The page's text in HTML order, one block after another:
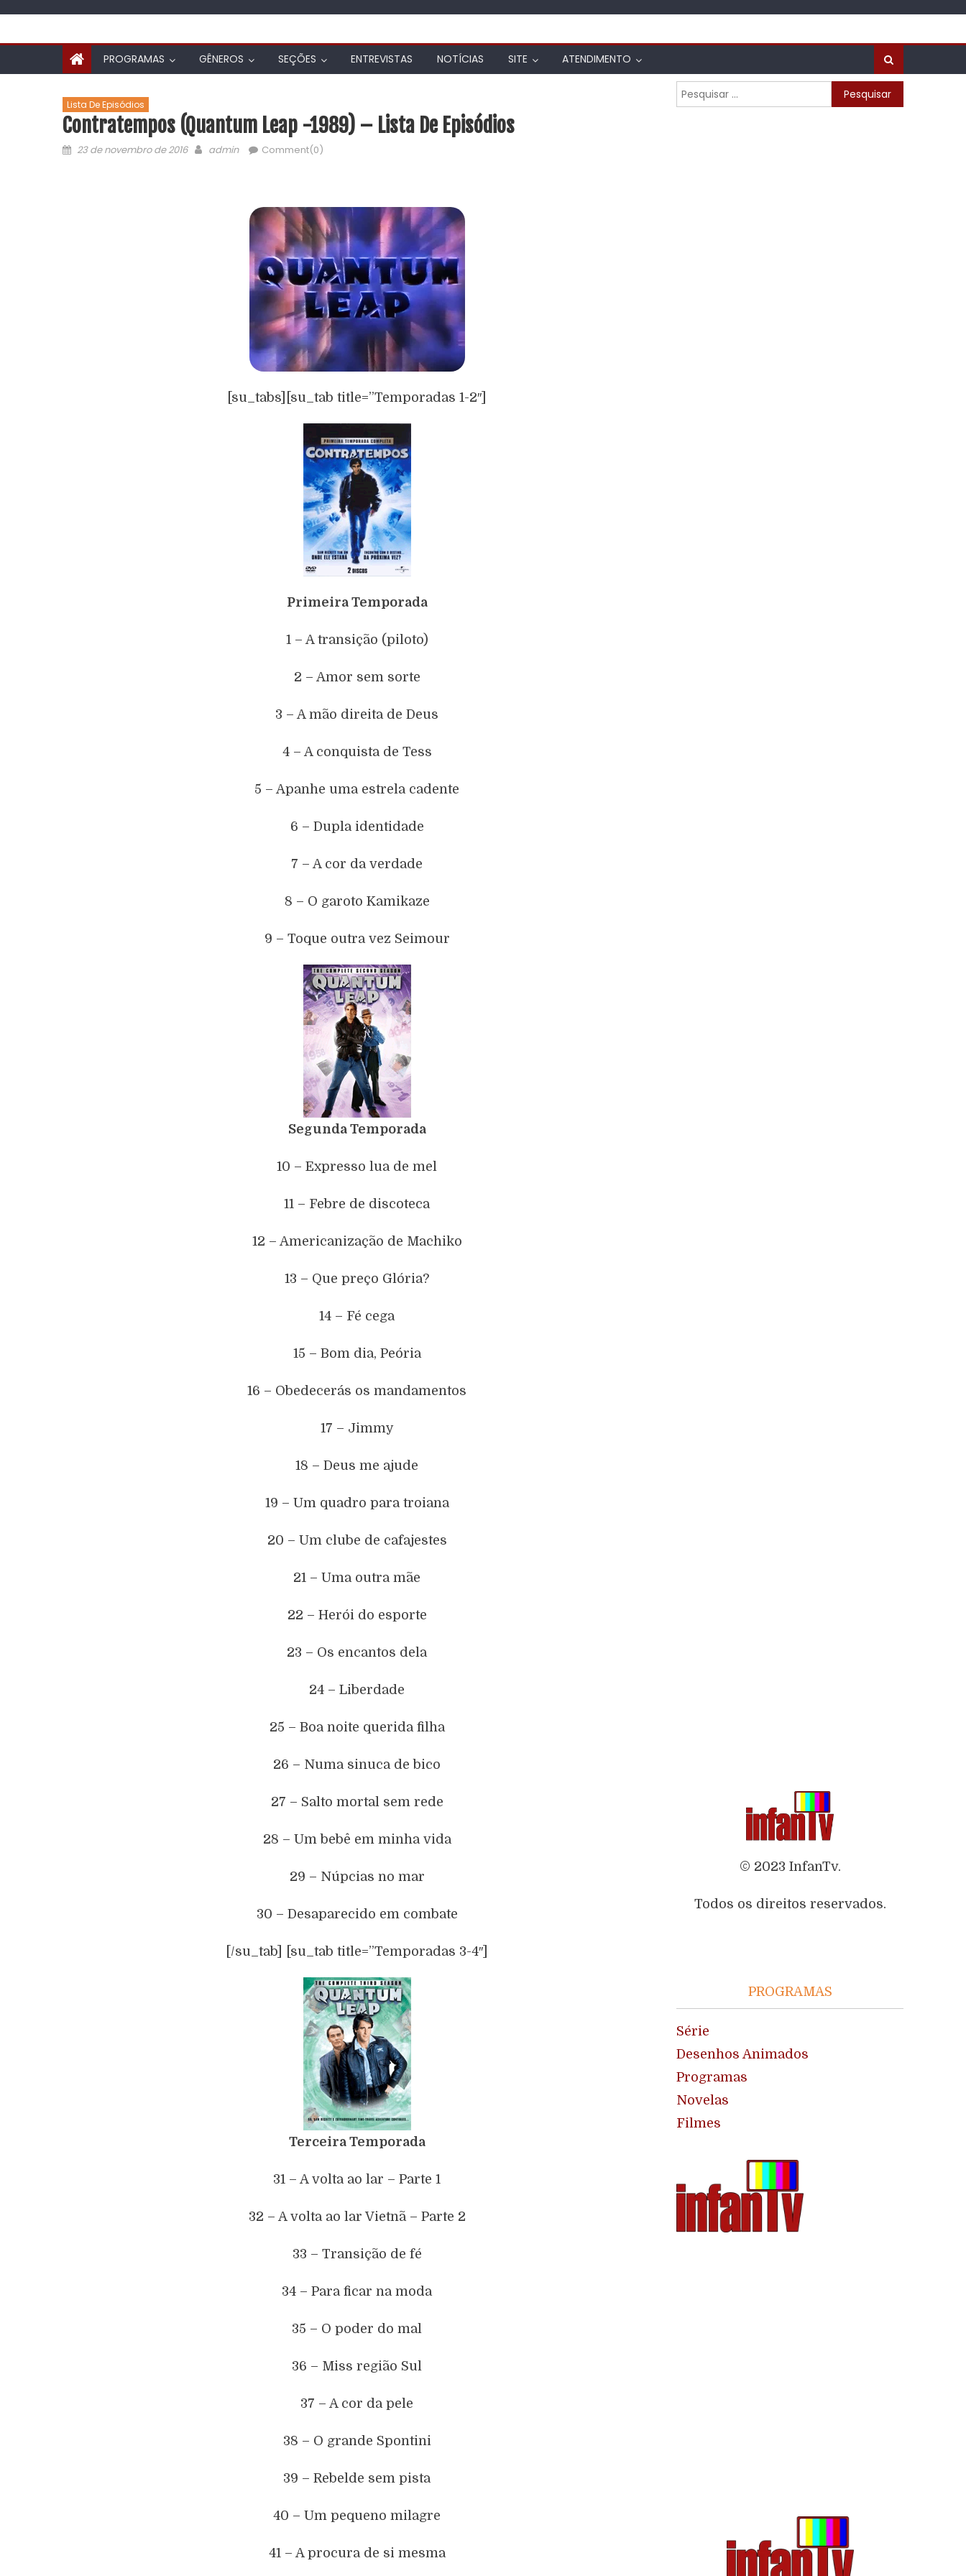
PROGRAMAS GÊNEROS SEÇÕES ENTREVISTAS NOTÍCIAS SITE ATENDIMENTO
Lista De Episódios
Contratempos (Quantum Leap -1989) – Lista De Episódios
23 de novembro de 2016 admin Comment(0)
[su_tabs][su_tab title=”Temporadas 1-2″]
Primeira Temporada
1 – A transição (piloto)
2 – Amor sem sorte
3 – A mão direita de Deus
4 – A conquista de Tess
5 – Apanhe uma estrela cadente
6 – Dupla identidade
7 – A cor da verdade
8 – O garoto Kamikaze
9 – Toque outra vez Seimour
Segunda Temporada
10 – Expresso lua de mel
11 – Febre de discoteca
12 – Americanização de Machiko
13 – Que preço Glória?
14 – Fé cega
15 – Bom dia, Peória
16 – Obedecerás os mandamentos
17 – Jimmy
18 – Deus me ajude
19 – Um quadro para troiana
20 – Um clube de cafajestes
21 – Uma outra mãe
22 – Herói do esporte
23 – Os encantos dela
24 – Liberdade
25 – Boa noite querida filha
26 – Numa sinuca de bico
27 – Salto mortal sem rede
28 – Um bebê em minha vida
29 – Núpcias no mar
30 – Desaparecido em combate
[/su_tab] [su_tab title=”Temporadas 3-4″]
Terceira Temporada
31 – A volta ao lar – Parte 1
32 – A volta ao lar Vietnã – Parte 2
33 – Transição de fé
34 – Para ficar na moda
35 – O poder do mal
36 – Miss região Sul
37 – A cor da pele
38 – O grande Spontini
39 – Rebelde sem pista
40 – Um pequeno milagre
41 – A procura de si mesma
© 2023 InfanTv.
Todos os direitos reservados.
PROGRAMAS
Série
Desenhos Animados
Programas
Novelas
Filmes